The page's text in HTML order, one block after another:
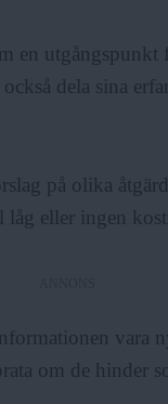
en
dela sina
på olika
eller ingen
vara
om de hinder